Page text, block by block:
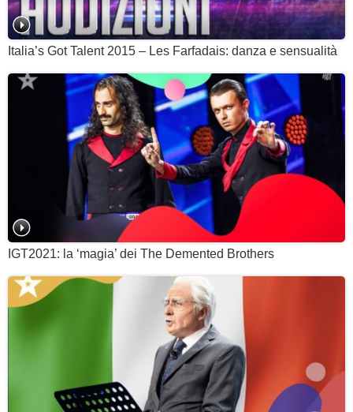
Italia’s Got Talent 2015 – Les Farfadais: danza e sensualità
IGT2021: la ‘magia’ dei The Demented Brothers